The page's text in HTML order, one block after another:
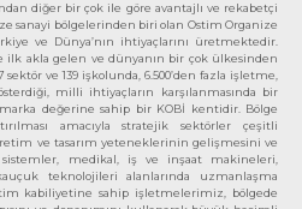
diğer bir çok ile göre avantajlı ve rekabetçi
sanayi bölgelerinden biri olan Ostim Organize
ve Dünya’nın ihtiyaçlarını üretmektedir.
ilk akla gelen ve dünyanın bir çok ülkesinden
ve 139 işkolunda, 6.500’den fazla işletme,
milli ihtiyaçların karşılanmasında bir
değerine sahip bir KOBİ kentidir. Bölge
amacıyla stratejik sektörler çeşitli
ve tasarım yeteneklerinin gelişmesini ve
sistemler, medikal, iş ve inşaat makineleri,
teknolojileri alanlarında uzmanlaşma
kabiliyetine sahip işletmelerimiz, bölgede